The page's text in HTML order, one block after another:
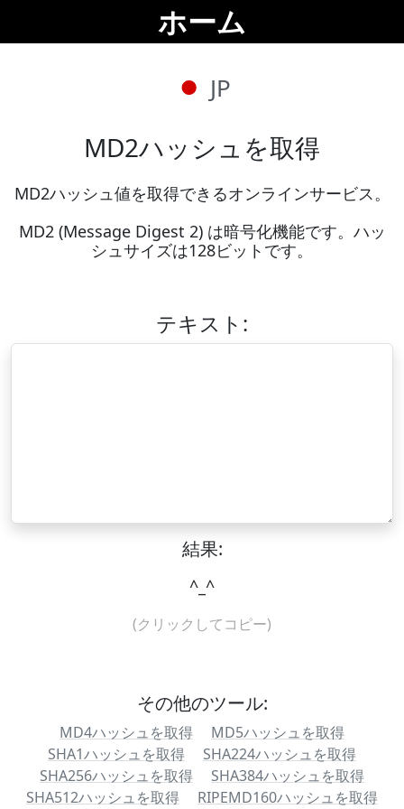
ホーム
JP
MD2ハッシュを取得
MD2ハッシュ値を取得できるオンラインサービス。
MD2 (Message Digest 2) は暗号化機能です。ハッ
シュサイズは128ビットです。
テキスト:
結果:
^_^
(クリックしてコピー)
その他のツール:
MD4ハッシュを取得
MD5ハッシュを取得
SHA1ハッシュを取得
SHA224ハッシュを取得
SHA256ハッシュを取得
SHA384ハッシュを取得
SHA512ハッシュを取得
RIPEMD160ハッシュを取得